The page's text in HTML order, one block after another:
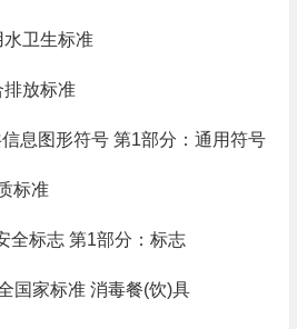
卫生标准
放标准
息图形符号 第1部分：通用符号
标准
全标志 第1部分：标志
国家标准 消毒餐(饮)具